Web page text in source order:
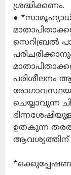
ശ്രദ്ധിക്കണം.
●
സെറിബ്രൽ
പരിശീലനം
ചെയ്യാവുന്ന
ഉതകുന്ന
ആവശ്യത്തിന്